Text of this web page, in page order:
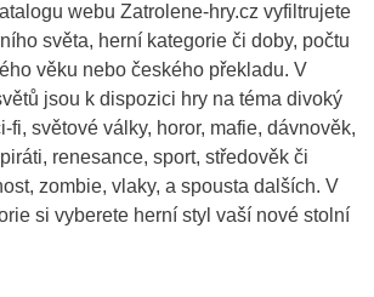
webu Zatrolene-hry.cz vyfiltrujete
světa, herní kategorie či doby, počtu
věku nebo českého překladu. V
jsou k dispozici hry na téma divoký
fi, světové války, horor, mafie, dávnověk,
renesance, sport, středověk či
zombie, vlaky, a spousta dalších. V
si vyberete herní styl vaší nové stolní